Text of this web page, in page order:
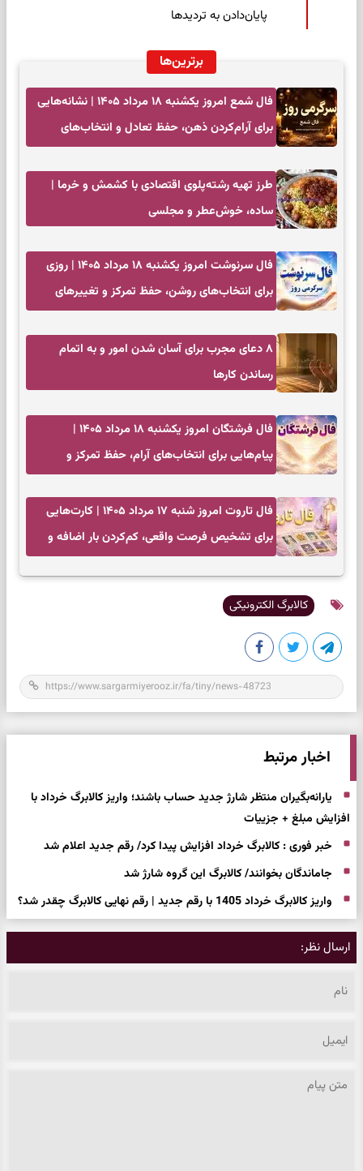
پایان‌دادن به تردیدها
برترین‌ها
فال شمع امروز یکشنبه ۱۸ مرداد ۱۴۰۵ | نشانه‌هایی
برای آرام‌کردن ذهن، حفظ تعادل و انتخاب‌های
طرز تهیه رشته‌پلوی اقتصادی با کشمش و خرما |
ساده، خوش‌عطر و مجلسی
فال سرنوشت امروز یکشنبه ۱۸ مرداد ۱۴۰۵ | روزی
برای انتخاب‌های روشن، حفظ تمرکز و تغییرهای
۸ دعای مجرب برای آسان شدن امور و به اتمام
رساندن کار‌ها
فال فرشتگان امروز یکشنبه ۱۸ مرداد ۱۴۰۵ |
پیام‌هایی برای انتخاب‌های آرام، حفظ تمرکز و
فال تاروت امروز شنبه ۱۷ مرداد ۱۴۰۵ | کارت‌هایی
برای تشخیص فرصت واقعی، کم‌کردن بار اضافه و
کالابرگ الکترونیکی
اخبار مرتبط
یارانه‌بگیران منتظر شارژ جدید حساب باشند؛ واریز کالابرگ خرداد با
افزایش مبلغ + جزییات
خبر فوری : کالابرگ خرداد افزایش پیدا کرد/ رقم جدید اعلام شد
جاماندگان بخوانند/ کالابرگ این گروه شارژ شد
واریز کالابرگ خرداد 1405 با رقم جدید | رقم نهایی کالابرگ چقدر شد؟
ارسال نظر: